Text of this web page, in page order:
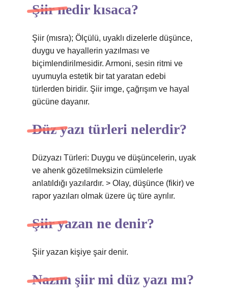
Şiir nedir kısaca?
Şiir (mısra); Ölçülü, uyaklı dizelerle düşünce,
duygu ve hayallerin yazılması ve
biçimlendirilmesidir. Armoni, sesin ritmi ve
uyumuyla estetik bir tat yaratan edebi
türlerden biridir. Şiir imge, çağrışım ve hayal
gücüne dayanır.
Düz yazı türleri nelerdir?
Düzyazı Türleri: Duygu ve düşüncelerin, uyak
ve ahenk gözetilmeksizin cümlelerle
anlatıldığı yazılardır. > Olay, düşünce (fikir) ve
rapor yazıları olmak üzere üç türe ayrılır.
Şiir yazan ne denir?
Şiir yazan kişiye şair denir.
Nazım şiir mi düz yazı mı?